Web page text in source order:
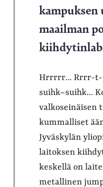
kampuksen
maailman
Hrrrrr… Rrrr-t-
suihk–suihk…
valkoseinäisen
kummalliset
Jyväskylän
laitoksen
keskellä on
metallinen